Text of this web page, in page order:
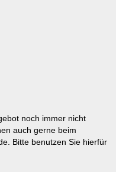
noch immer nicht
auch gerne beim
Bitte benutzen Sie hierfür